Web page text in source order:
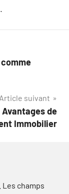
Article suivant
de
Immobilier
Les champs